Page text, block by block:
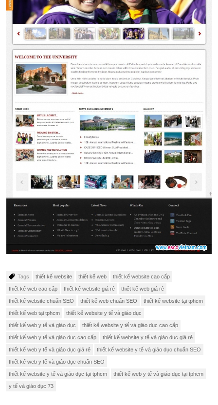
Tags thiết kế website thiết kế web thiết kế website cao cấp
thiết kế web cao cấp thiết kế website giá rẻ thiết kế web giá rẻ
thiết kế website chuẩn SEO thiết kế web chuẩn SEO thiết kế website tại tphcm
thiết kế web tại tphcm thiết kế website y tế và giáo dục
thiết kế web y tế và giáo dục thiết kế website y tế và giáo dục cao cấp
thiết kế web y tế và giáo dục cao cấp thiết kế website y tế và giáo dục giá rẻ
thiết kế web y tế và giáo dục giá rẻ thiết kế website y tế và giáo dục chuẩn SEO
thiết kế web y tế và giáo dục chuẩn SEO
thiết kế website y tế và giáo dục tại tphcm thiết kế web y tế và giáo dục tại tphcm
y tế và giáo dục 73